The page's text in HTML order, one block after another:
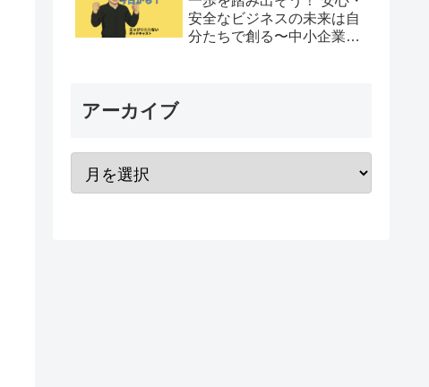
安全なビジネスの未来は自
分たちで創る〜中小企業向
アーカイブ